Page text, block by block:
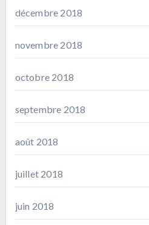
décembre 2018
novembre 2018
octobre 2018
septembre 2018
août 2018
juillet 2018
juin 2018